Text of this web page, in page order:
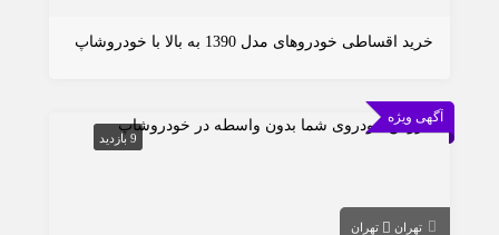
خرید اقساطی خودروهای مدل 1390 به بالا با خودروشاپ
آگهی ویژه
9 بازدید
تهران تهران